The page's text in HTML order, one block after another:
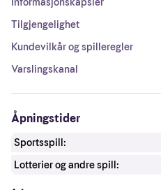
Tilgjengelighet
Kundevilkår og spilleregler
Varslingskanal
Åpningstider
Sportsspill:
Lotterier og andre spill: